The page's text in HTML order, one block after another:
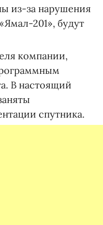
из-за нарушения
201», будут
компании,
В настоящий
спутника.